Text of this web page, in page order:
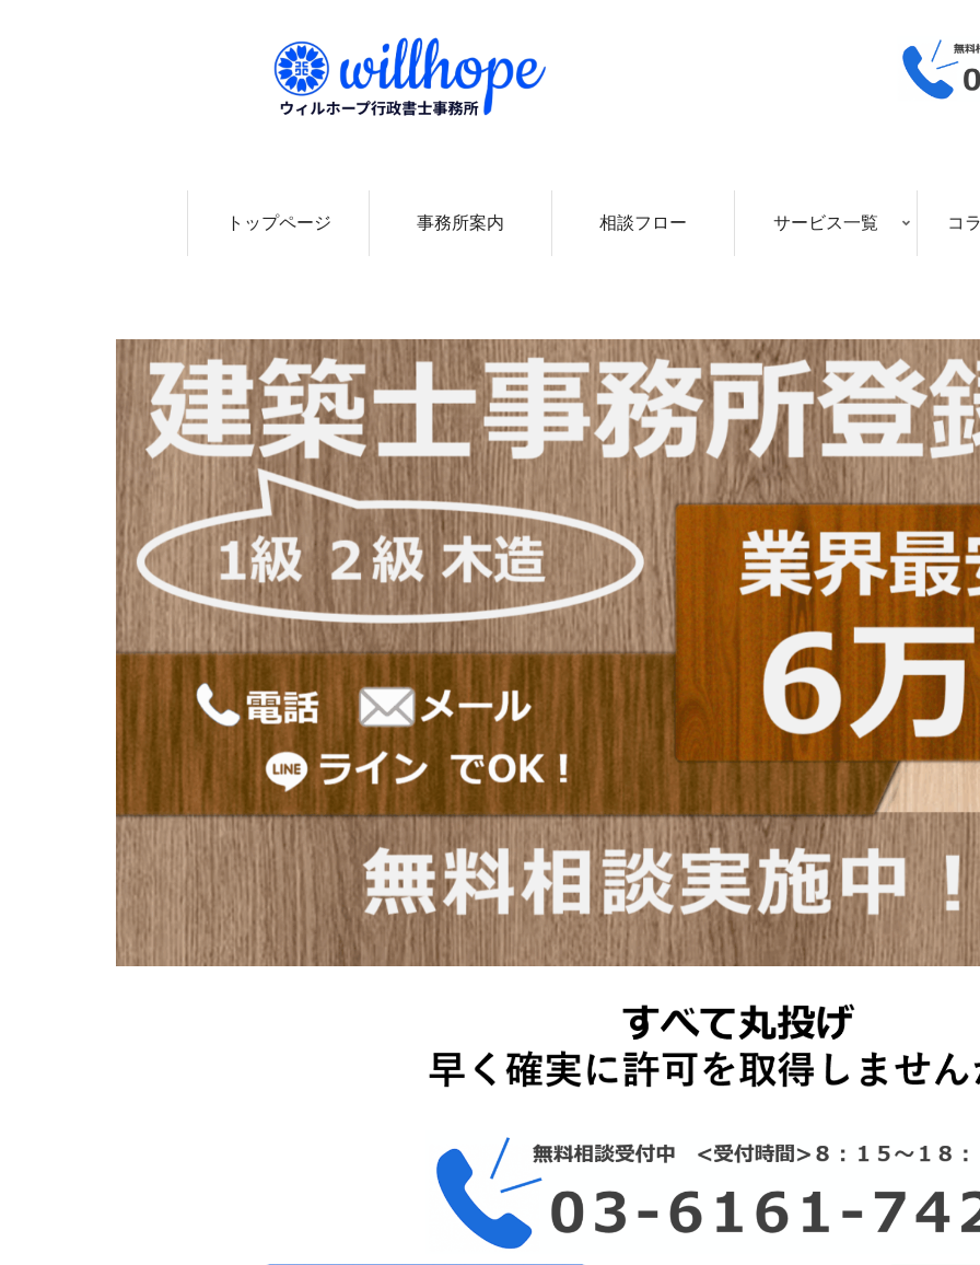
トップページ 事務所案内 相談フロー サービス一覧 コ